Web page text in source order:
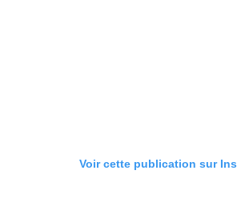
Voir cette publication sur